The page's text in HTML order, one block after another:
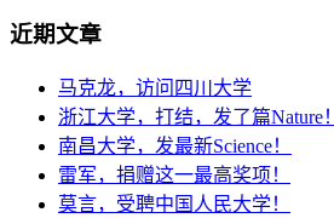
近期文章
马克龙，访问四川大学
浙江大学，打结，发了篇Nature！
南昌大学，发最新Science！
雷军，捐赠这一最高奖项！
莫言，受聘中国人民大学！